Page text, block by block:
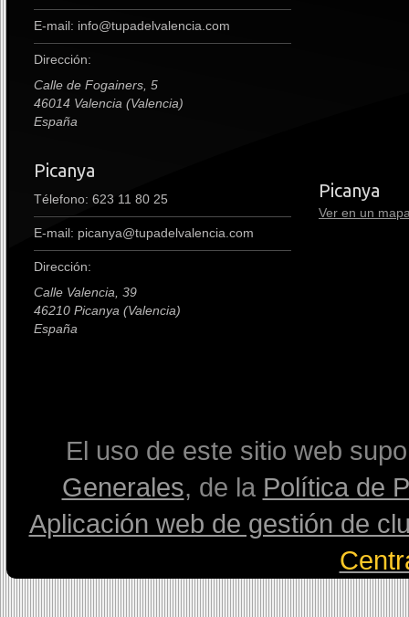
E-mail: info@tupadelvalencia.com
Dirección:
Calle de Fogainers, 5
46014 Valencia (Valencia)
España
Picanya
Télefono: 623 11 80 25
E-mail: picanya@tupadelvalencia.com
Dirección:
Calle Valencia, 39
46210 Picanya (Valencia)
España
premium
Picanya
Ver en un
El uso de este sitio web
Generales, de la Política de
Aplicación web de gestión de